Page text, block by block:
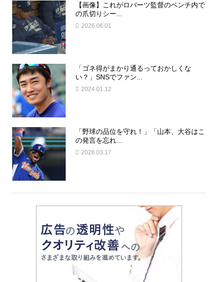
【画像】これがロバーツ監督のベンチ内で
の爪切りシー...
2026.06.01
「ゴネ得がまかり通るっておかしくな
い？」SNSでファン...
2024.01.12
「野球の品位を守れ！」「山本、大谷はこ
の発言を忘れ...
2026.03.17